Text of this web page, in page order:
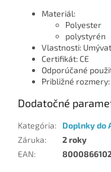
Materiál:
Polyester
polystyrén
Vlastnosti:
Certifikát: CE
Odporúčané
Približné rozmery:
Dodatočné
Kategória:
Doplnky do
Záruka:
2 roky
EAN: